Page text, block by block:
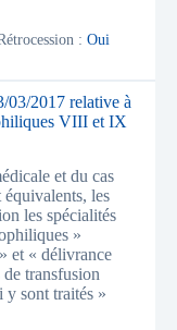
: Oui
2017 relative à
VIII et IX
et du cas
les
les spécialités
»
et « délivrance
transfusion
y sont traités »